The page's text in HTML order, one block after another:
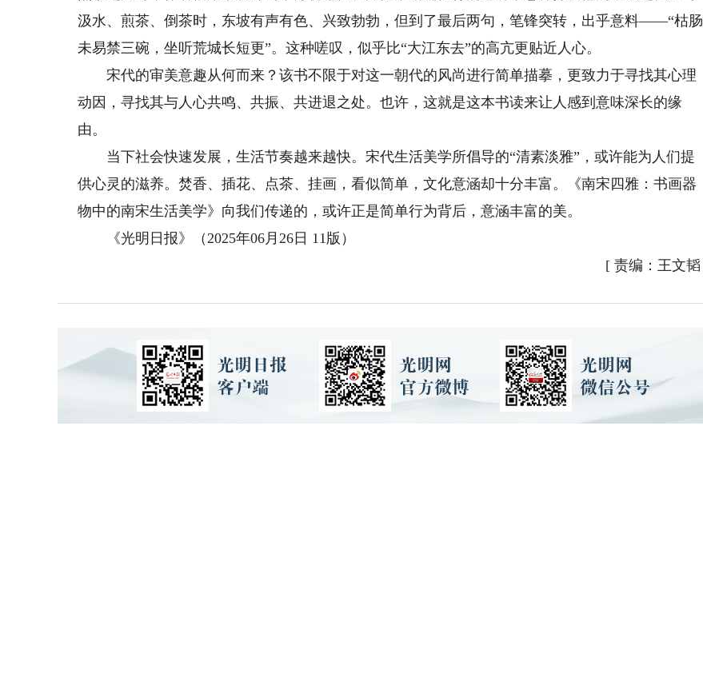
汲水、煎茶、倒茶时，东坡有声有色、兴致勃勃，但到了最后两句，笔锋突转，出乎意料——“枯肠
未易禁三碗，坐听荒城长短更”。这种嗟叹，似乎比“大江东去”的高亢更贴近人心。
宋代的审美意趣从何而来？该书不限于对这一朝代的风尚进行简单描摹，更致力于寻找其心理
动因，寻找其与人心共鸣、共振、共进退之处。也许，这就是这本书读来让人感到意味深长的缘
由。
当下社会快速发展，生活节奏越来越快。宋代生活美学所倡导的“清素淡雅”，或许能为人们提
供心灵的滋养。焚香、插花、点茶、挂画，看似简单，文化意涵却十分丰富。《南宋四雅：书画器
物中的南宋生活美学》向我们传递的，或许正是简单行为背后，意涵丰富的美。
《光明日报》（2025年06月26日 11版）
[ 责编：王文韬